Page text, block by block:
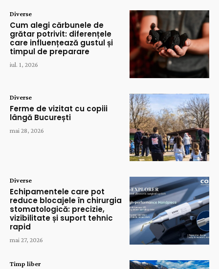
Diverse
Cum alegi cărbunele de
grătar potrivit: diferențele
care influențează gustul și
timpul de preparare
iul. 1, 2026
Diverse
Ferme de vizitat cu copiii
lângă București
mai 28, 2026
Diverse
Echipamentele care pot
reduce blocajele în chirurgia
stomatologică: precizie,
vizibilitate și suport tehnic
rapid
mai 27, 2026
Timp liber